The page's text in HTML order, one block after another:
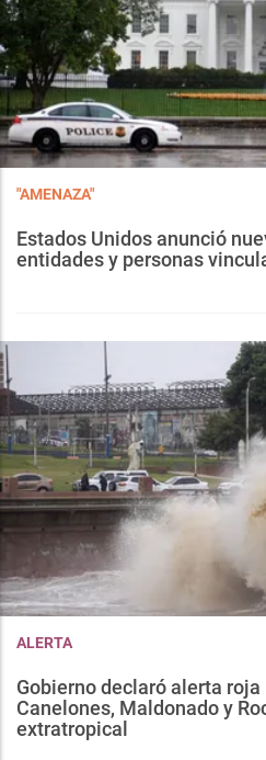
"AMENAZA"
Estados Unidos anunció
entidades y personas
ALERTA
Gobierno declaró alerta roja
Canelones, Maldonado y
extratropical